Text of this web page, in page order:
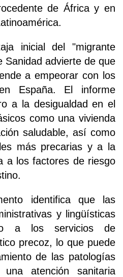
de África y en
inicial del "migrante
Sanidad advierte de que
a empeorar con los
España. El informe
a la desigualdad en el
como una vivienda
saludable, así como
más precarias y a la
a los factores de riesgo
identifica que las
y lingüísticas
a los servicios de
precoz, lo que puede
de las patologías
atención sanitaria